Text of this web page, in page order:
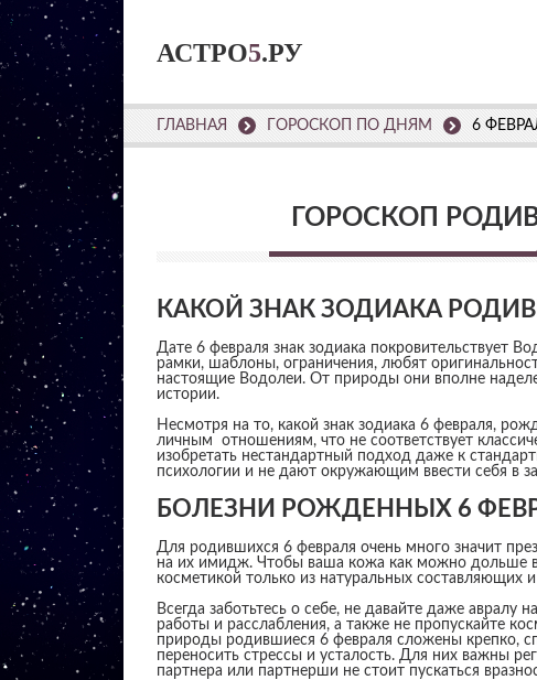
АСТРО5.РУ
ГЛАВНАЯ ГОРОСКОП ПО ДНЯМ 6
ГОРОСКОП
КАКОЙ ЗНАК ЗОДИАКА
Дате 6 февраля знак зодиака покровительствует
рамки, шаблоны, ограничения, любят
настоящие Водолеи. От природы они вполне
истории.
Несмотря на то, какой знак зодиака 6 февраля,
личным отношениям, что не соответствует
изобретать нестандартный подход даже к
психологии и не дают окружающим ввести себя в
БОЛЕЗНИ РОЖДЕННЫХ 6
Для родившихся 6 февраля очень много значит
на их имидж. Чтобы ваша кожа как можно дольше
косметикой только из натуральных составляющих
Всегда заботьтесь о себе, не давайте даже авралу
работы и расслабления, а также не пропускайте
природы родившиеся 6 февраля сложены крепко,
переносить стрессы и усталость. Для них важны
партнера или партнерши не стоит пускаться